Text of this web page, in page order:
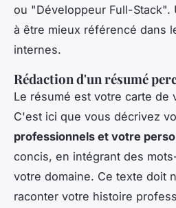
ou "Développeur Full-Stack".
à être mieux référencé dans
internes.
Rédaction d'un résumé
Le résumé est votre carte de
C'est ici que vous décrivez
professionnels et votre
concis, en intégrant des
votre domaine. Ce texte doit
raconter votre histoire